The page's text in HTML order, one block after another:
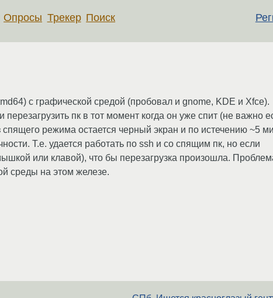
Опросы Трекер Поиск
с графической средой (пробовал и gnome, KDE и Xfce).
пк в тот момент когда он уже спит (не важно
режима остается черный экран и по истечению ~5
Т.е. удается работать по ssh и со спящим пк, но если
или клавой), что бы перезагрузка произошла.
среды на этом железе.